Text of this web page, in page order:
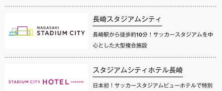
長崎スタジアムシティ
長崎駅から徒歩約10分！サッカースタジアムを中
心とした大型複合施設
スタジアムシティホテル長崎
日本初！サッカースタジアムビューホテルで特別